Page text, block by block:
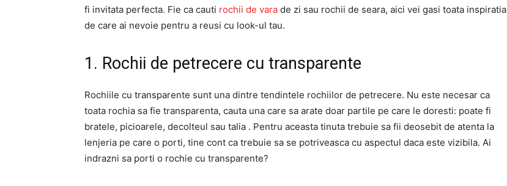
fi invitata perfecta. Fie ca cauti rochii de vara de zi sau rochii de seara, aici vei gasi toata inspiratia
de care ai nevoie pentru a reusi cu look-ul tau.
1. Rochii de petrecere cu transparente
Rochiile cu transparente sunt una dintre tendintele rochiilor de petrecere. Nu este necesar ca
toata rochia sa fie transparenta, cauta una care sa arate doar partile pe care le doresti: poate fi
bratele, picioarele, decolteul sau talia . Pentru aceasta tinuta trebuie sa fii deosebit de atenta la
lenjeria pe care o porti, tine cont ca trebuie sa se potriveasca cu aspectul daca este vizibila. Ai
indrazni sa porti o rochie cu transparente?